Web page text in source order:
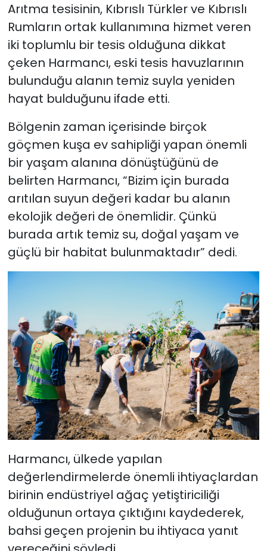
Arıtma tesisinin, Kıbrıslı Türkler ve Kıbrıslı
Rumların ortak kullanımına hizmet veren
iki toplumlu bir tesis olduğuna dikkat
çeken Harmancı, eski tesis havuzlarının
bulunduğu alanın temiz suyla yeniden
hayat bulduğunu ifade etti.
Bölgenin zaman içerisinde birçok
göçmen kuşa ev sahipliği yapan önemli
bir yaşam alanına dönüştüğünü de
belirten Harmancı, “Bizim için burada
arıtılan suyun değeri kadar bu alanın
ekolojik değeri de önemlidir. Çünkü
burada artık temiz su, doğal yaşam ve
güçlü bir habitat bulunmaktadır” dedi.
Harmancı, ülkede yapılan
değerlendirmelerde önemli ihtiyaçlardan
birinin endüstriyel ağaç yetiştiriciliği
olduğunun ortaya çıktığını kaydederek,
bahsi geçen projenin bu ihtiyaca yanıt